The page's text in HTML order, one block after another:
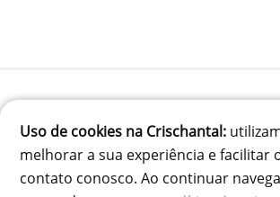
(41) 99834-3707
contato@crischantal.com.br
Rua Durval jungles 240 - Pinheirinho,
Uso de cookies na Crischantal:
melhorar a sua experiência e facilitar
contato conosco. Ao continuar